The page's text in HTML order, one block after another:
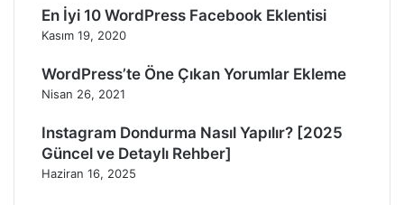
En İyi 10 WordPress Facebook Eklentisi
Kasım 19, 2020
WordPress’te Öne Çıkan Yorumlar Ekleme
Nisan 26, 2021
Instagram Dondurma Nasıl Yapılır? [2025
Güncel ve Detaylı Rehber]
Haziran 16, 2025